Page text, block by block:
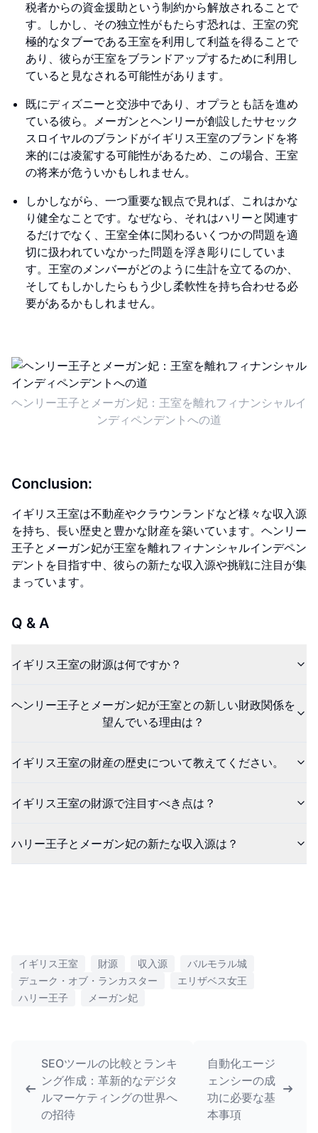
税者からの資金援助という制約から解放されることで
す。しかし、その独立性がもたらす恐れは、王室の究
極的なタブーである王室を利用して利益を得ることで
あり、彼らが王室をブランドアップするために利用し
ていると見なされる可能性があります。
既にディズニーと交渉中であり、オプラとも話を進め
ている彼ら。メーガンとヘンリーが創設したサセック
スロイヤルのブランドがイギリス王室のブランドを将
来的には凌駕する可能性があるため、この場合、王室
の将来が危ういかもしれません。
しかしながら、一つ重要な観点で見れば、これはかな
り健全なことです。なぜなら、それはハリーと関連す
るだけでなく、王室全体に関わるいくつかの問題を適
切に扱われていなかった問題を浮き彫りにしていま
す。王室のメンバーがどのように生計を立てるのか、
そしてもしかしたらもう少し柔軟性を持ち合わせる必
要があるかもしれません。
ヘンリー王子とメーガン妃：王室を離れフィナンシャルイ
ンディペンデントへの道
Conclusion:
イギリス王室は不動産やクラウンランドなど様々な収入源
を持ち、長い歴史と豊かな財産を築いています。ヘンリー
王子とメーガン妃が王室を離れフィナンシャルインデペン
デントを目指す中、彼らの新たな収入源や挑戦に注目が集
まっています。
Q & A
イギリス王室の財源は何ですか？
ヘンリー王子とメーガン妃が王室との新しい財政関係を
望んでいる理由は？
イギリス王室の財産の歴史について教えてください。
イギリス王室の財源で注目すべき点は？
ハリー王子とメーガン妃の新たな収入源は？
イギリス王室 財源 収入源
バルモラル城
デューク・オブ・ランカスター
エリザベス女王
ハリー王子
メーガン妃
SEOツールの比較とランキ
ング作成：革新的なデジタ
ルマーケティングの世界へ
の招待
自動化エージ
ェンシーの成
功に必要な基
本事項